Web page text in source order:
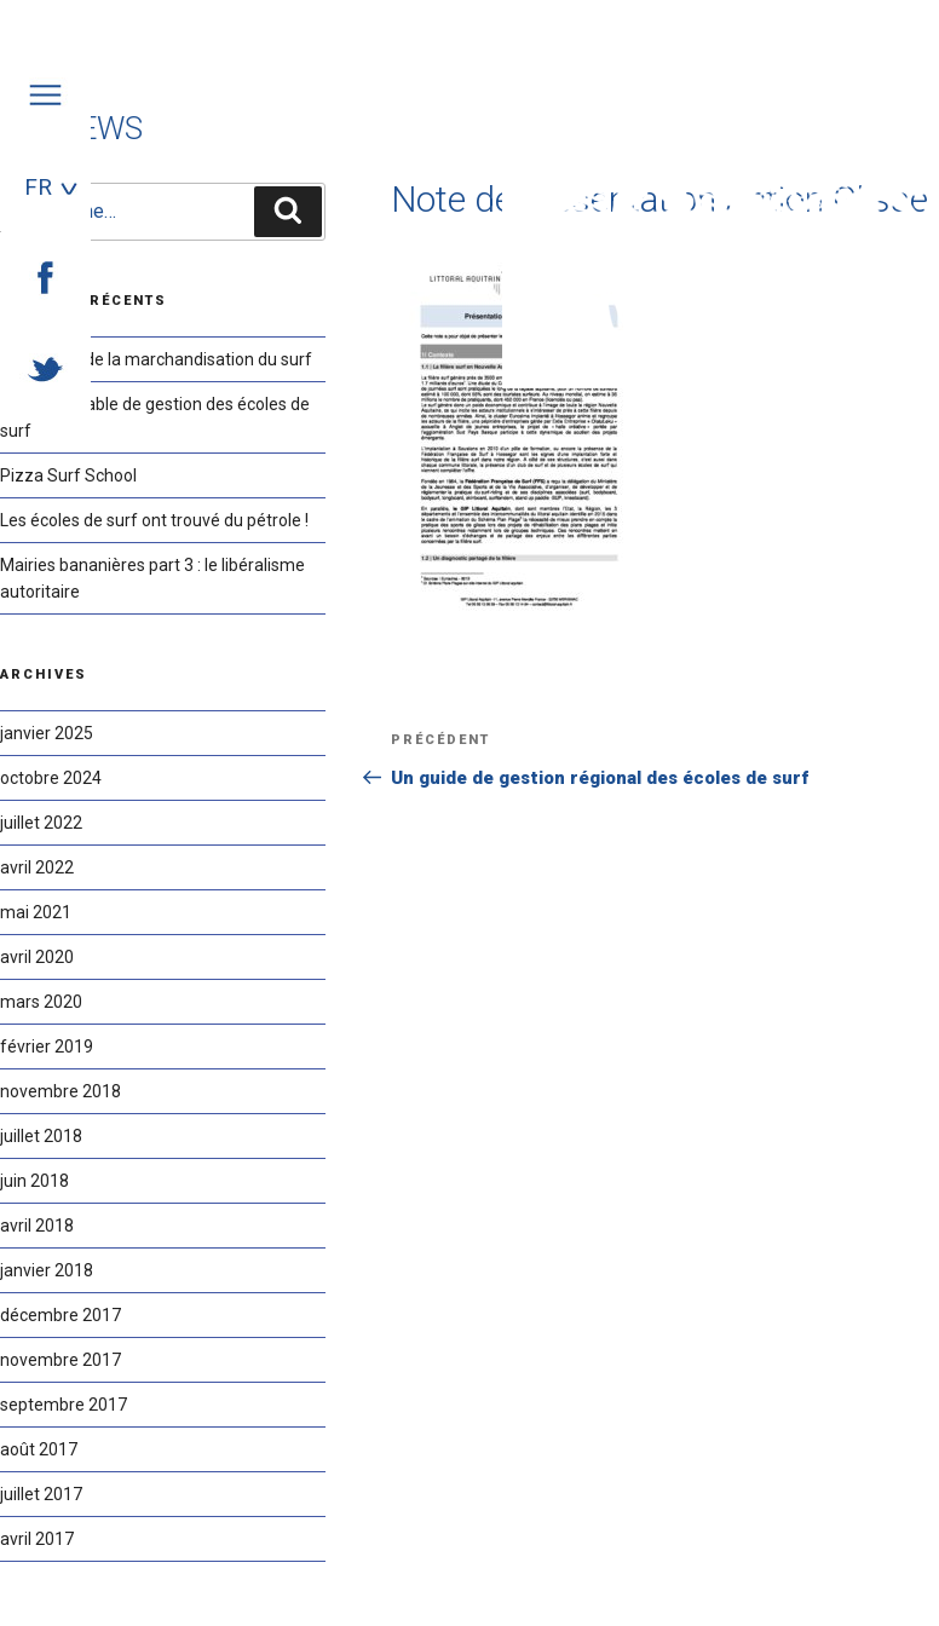
principal
FR
LES NEWS
Note de présentation Action Glisse
Navigation
de
Article
précédent
PRÉCÉDENT
Un guide de gestion régional des écoles de surf
Recherche
Recherche
ARTICLES RÉCENTS
Les limites de la marchandisation du surf
Guide équitable de gestion des écoles de
surf
Pizza Surf School
Les écoles de surf ont trouvé du pétrole !
Mairies bananières part 3 : le libéralisme
autoritaire
ARCHIVES
janvier 2025
octobre 2024
juillet 2022
avril 2022
mai 2021
avril 2020
mars 2020
février 2019
novembre 2018
juillet 2018
juin 2018
avril 2018
janvier 2018
décembre 2017
novembre 2017
septembre 2017
août 2017
juillet 2017
avril 2017